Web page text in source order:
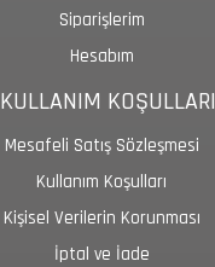
Siparişlerim
Hesabım
KULLANIM KOŞULLARI
Mesafeli Satış Sözleşmesi
Kullanım Koşulları
Kişisel Verilerin Korunması
İptal ve İade